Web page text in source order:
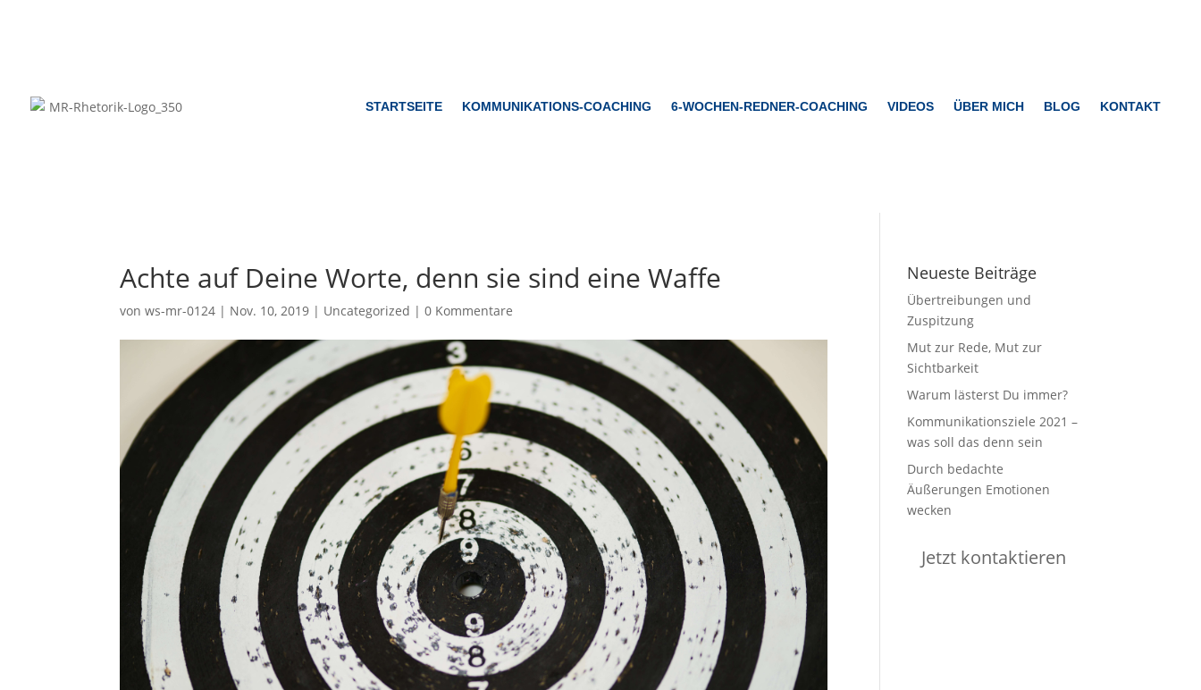
STARTSEITE KOMMUNIKATIONS-COACHING 6-WOCHEN-REDNER-COACHING VIDEOS ÜBER MICH BLOG KONTAKT
Achte auf Deine Worte, denn sie sind eine Waffe
vonws-mr-0124 | Nov. 10, 2019 | Uncategorized |0 Kommentare
Neueste Beiträge
Übertreibungen und
Zuspitzung
Mut zur Rede, Mut zur
Sichtbarkeit
Warum lästerst Du immer?
Kommunikationsziele 2021 –
was soll das denn sein
Durch bedachte
Äußerungen Emotionen
wecken
Jetzt kontaktieren